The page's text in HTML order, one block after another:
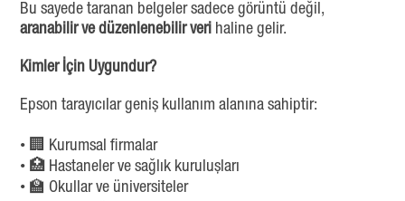
Bu sayede taranan belgeler sadece görüntü değil,
aranabilir ve düzenlenebilir veri haline gelir.
Kimler İçin Uygundur?
Epson tarayıcılar geniş kullanım alanına sahiptir:
• 🏢 Kurumsal firmalar
• 🏥 Hastaneler ve sağlık kuruluşları
• 🏫 Okullar ve üniversiteler